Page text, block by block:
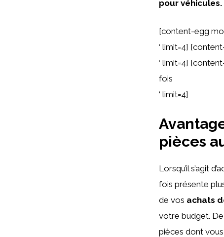
pour véhicules.
[content-egg
‘ limit=4]
‘ limit=4]
fois
‘ limit=4]
pièces
Lorsqu’il s’agit
fois présente
de vos achats
votre budget.
pièces dont